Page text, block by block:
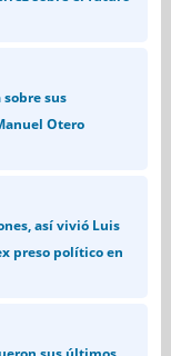
sobre sus
Otero
así vivió Luis
preso político en